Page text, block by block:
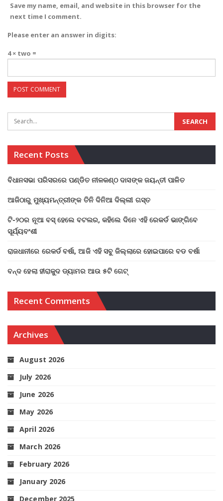
Save my name, email, and website in this browser for the
next time I comment.
Please enter an answer in digits:
4 × two =
Recent Posts
ବିଧାନସଭା ପରିସରରେ ପଣ୍ଡିତ ନୀଳକଣ୍ଠ ଦାସଙ୍କ ଜୟନ୍ତୀ ପାଳିତ
ଆଜିଠାରୁ ମୁଖ୍ୟମନ୍ତ୍ରୀଙ୍କ ତିନି ଦିନିଆ ଦିଲ୍ଲୀ ଗସ୍ତ
ଟି-୨୦ର ନୂଆ ବସ୍ ହେଲେ ବଟଲର, କହିଲେ ଦିନେ ଏହି ରେକର୍ଡ ଭାଙ୍ଗିବେ
ସୂର୍ଯ୍ୟବଂଶୀ
ରାଜଧାନୀରେ ରେକର୍ଡ ବର୍ଷା, ଆଜି ଏହି ସବୁ ଜିଲ୍ଲାରେ ହୋଇପାରେ ବଡ ବର୍ଷା
ବନ୍ଦ ହେଲା ହୀରାକୁଦ ଡ୍ୟାମର ଆଉ ୫ଟି ଗେଟ୍
Recent Comments
Archives
August 2026
July 2026
June 2026
May 2026
April 2026
March 2026
February 2026
January 2026
December 2025